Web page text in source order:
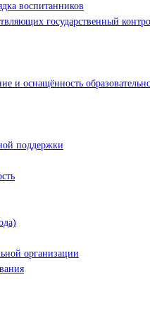
воспитанников
государственный
и оснащённость
поддержки
организации